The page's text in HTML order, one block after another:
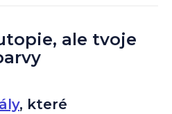
ale tvoje
, které